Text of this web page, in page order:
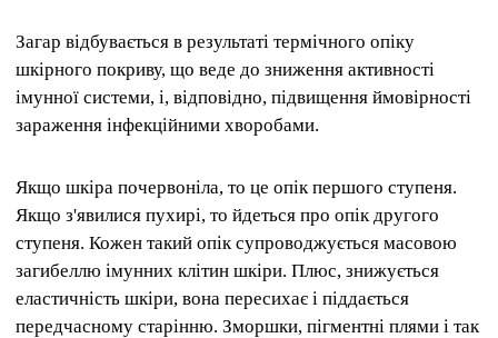
Загар відбувається в результаті термічного опіку
шкірного покриву, що веде до зниження активності
імунної системи, і, відповідно, підвищення ймовірності
зараження інфекційними хворобами.
Якщо шкіра почервоніла, то це опік першого ступеня.
Якщо з'явилися пухирі, то йдеться про опік другого
ступеня. Кожен такий опік супроводжується масовою
загибеллю імунних клітин шкіри. Плюс, знижується
еластичність шкіри, вона пересихає і піддається
передчасному старінню. Зморшки, пігментні плями і так